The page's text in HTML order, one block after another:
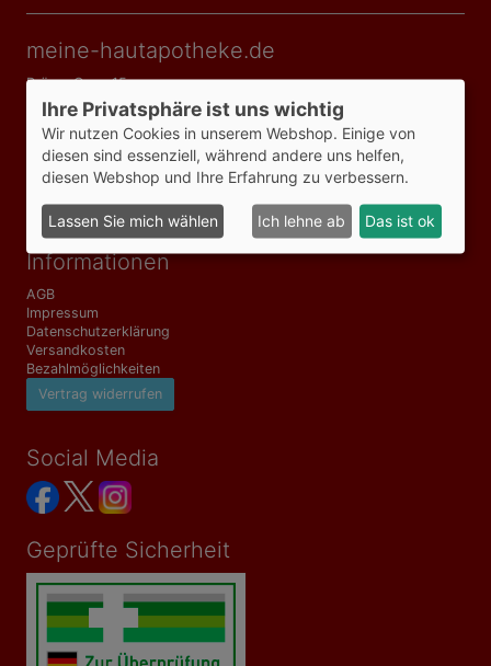
meine-hautapotheke.de
Prüner Gang 15
24103 Kiel Telefon: 0431/22 00 515
info[at]meine-hautapotheke.de
Telefonzeiten
Mo-Fr 09:00-18:00 Uhr
Informationen
AGB
Impressum
Datenschutzerklärung
Versandkosten
Bezahlmöglichkeiten
Vertrag widerrufen
Social Media
Geprüfte Sicherheit
Ihre Privatsphäre ist uns wichtig
Wir nutzen Cookies in unserem Webshop. Einige von
diesen sind essenziell, während andere uns helfen,
diesen Webshop und Ihre Erfahrung zu verbessern.
Lassen Sie mich wählen Ich lehne ab Das ist ok